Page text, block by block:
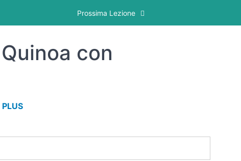
Prossima Lezione
con